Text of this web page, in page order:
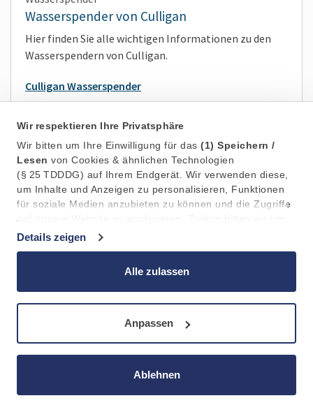
Wir respektieren Ihre Privatsphäre
Wir bitten um Ihre Einwilligung für das (1) Speichern /
Lesen von Cookies & ähnlichen Technologien
(§ 25 TDDDG) auf Ihrem Endgerät. Wir verwenden diese,
um Inhalte und Anzeigen zu personalisieren, Funktionen
für soziale Medien anzubieten zu können und die Zugriffe
auf unsere Website zu analysieren. Zudem bitten wir um
Ihre Einwilligung in die anschließende
kann die Verarbeitung außerhalb des EWR, z.b. in den
USA, erfolgen.
Details zeigen
Alle zulassen
Anpassen
Ablehnen
Wasserspender von Culligan
Hier finden Sie alle wichtigen Informationen zu den
Wasserspendern von Culligan.
Culligan Wasserspender
Wasser für Mitarbeiter?
Arbeitgeber: Getränke zur Verfügung stellen?